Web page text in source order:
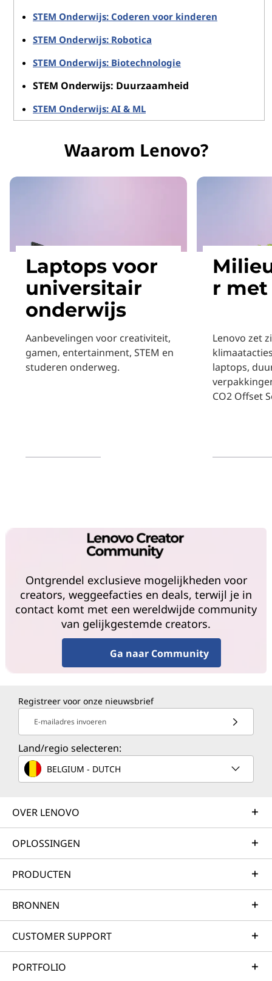
STEM Onderwijs: Coderen voor kinderen
STEM Onderwijs: Robotica
STEM Onderwijs: Biotechnologie
STEM Onderwijs: Duurzaamheid
STEM Onderwijs: AI & ML
Waarom Lenovo?
Laptops voor
universitair
onderwijs
Aanbevelingen voor creativiteit,
gamen, entertainment, STEM en
studeren onderweg.
r met
Lenovo zet
laptops,
CO2 Offset
Ontgrendel exclusieve mogelijkheden voor
creators, weggeefacties en deals, terwijl je in
contact komt met een wereldwijde community
van gelijkgestemde creators.
Ga naar Community
Registreer voor onze nieuwsbrief
E-mailadres invoeren
Land/regio selecteren:
BELGIUM - DUTCH
OVER LENOVO
OPLOSSINGEN
PRODUCTEN
BRONNEN
CUSTOMER SUPPORT
PORTFOLIO